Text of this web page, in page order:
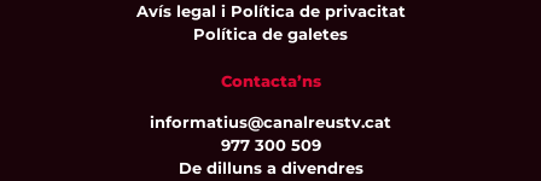
Avís legal i Política de privacitat
Política de galetes
Contacta’ns
informatius@canalreustv.cat
977 300 509
De dilluns a divendres